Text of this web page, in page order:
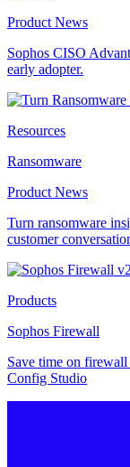
Product News
Sophos CISO
early adopter.
Resources
Ransomware
Product News
Turn ransomware
customer
Products
Sophos Firewall
Save time on
Config Studio